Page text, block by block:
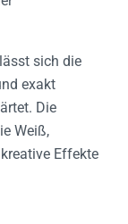
lässt sich die
exakt
Die
Weiß,
Effekte